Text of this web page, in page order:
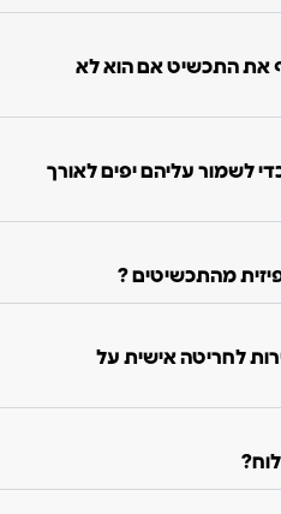
את התכשיט אם הוא לא
לשמור עליהם יפים לאורך
מהתכשיטים ?
לחריטה אישית על